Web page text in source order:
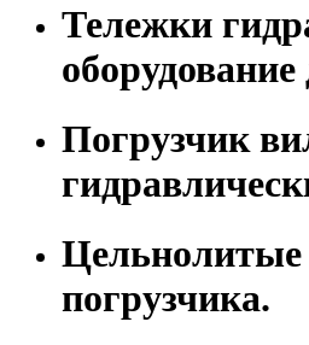
Тележки
Погрузчик
погрузчика.